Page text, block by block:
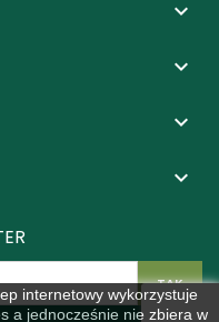




internetowy wykorzystuje
a jednocześnie nie zbiera w